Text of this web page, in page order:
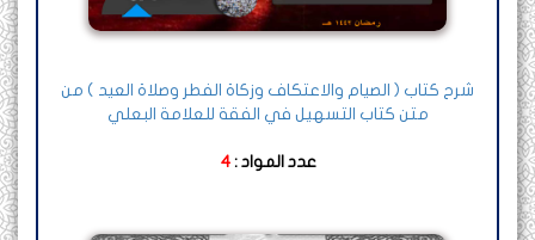
شرح كتاب ( الصيام والاعتكاف وزكاة الفطر وصلاة العيد ) من
متن كتاب التسهيل في الفقة للعلامة البعلي
عدد المواد :4